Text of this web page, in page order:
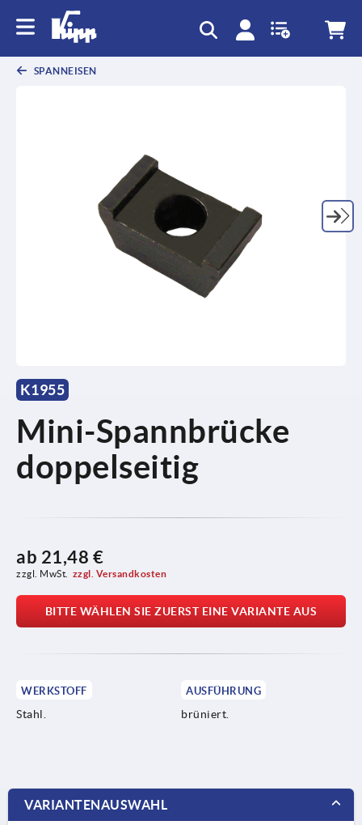
SPANNEISEN
K1955
Mini-Spannbrücke
doppelseitig
ab 21,48 €
zzgl. MwSt. zzgl. Versandkosten
BITTE WÄHLEN SIE ZUERST EINE VARIANTE AUS
WERKSTOFF
Stahl.
AUSFÜHRUNG
brüniert.
VARIANTENAUSWAHL